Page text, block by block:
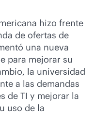
hizo frente
de ofertas de
una nueva
para mejorar su
la universidad
a las demandas
de TI y mejorar la
uso de la